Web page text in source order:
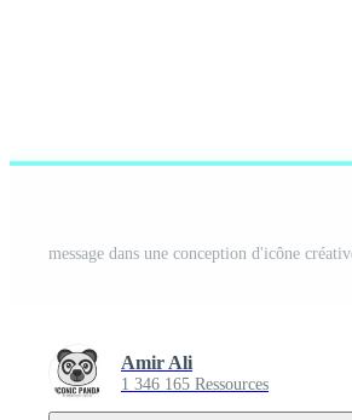
Amir Ali
1 346 165 Ressources